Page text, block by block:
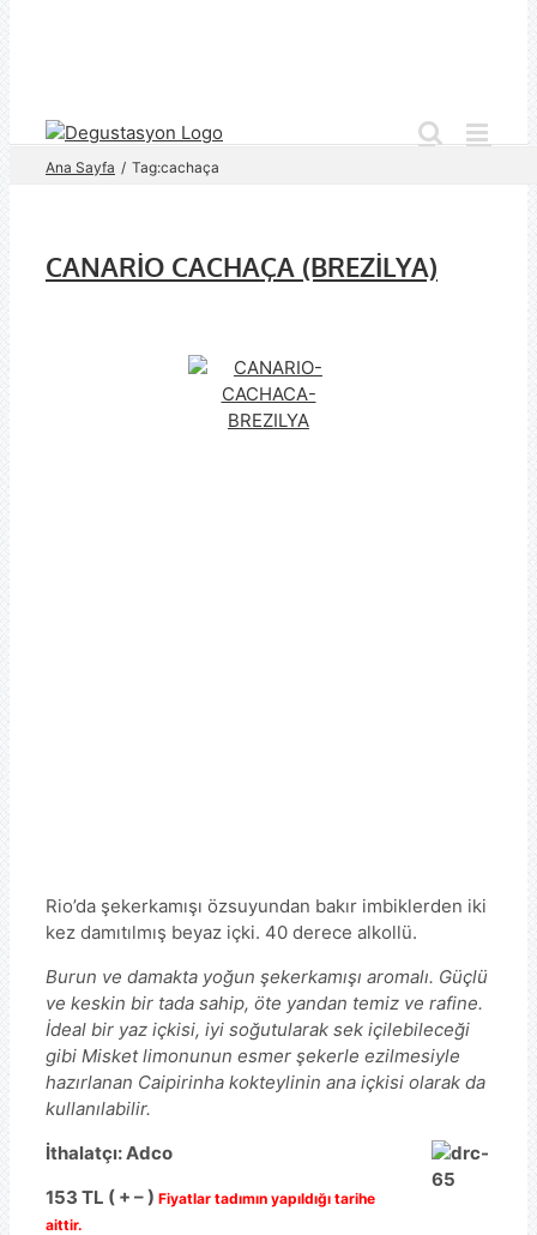
Ana Sayfa Tag:cachaça
CANARİO CACHAÇA (BREZİLYA)
Rio’da şekerkamışı özsuyundan bakır imbiklerden iki
kez damıtılmış beyaz içki. 40 derece alkollü.
Burun ve damakta yoğun şekerkamışı aromalı. Güçlü
ve keskin bir tada sahip, öte yandan temiz ve rafine.
İdeal bir yaz içkisi, iyi soğutularak sek içilebileceği
gibi Misket limonunun esmer şekerle ezilmesiyle
hazırlanan Caipirinha kokteylinin ana içkisi olarak da
kullanılabilir.
İthalatçı: Adco
153 TL ( + – ) Fiyatlar tadımın yapıldığı tarihe
aittir.